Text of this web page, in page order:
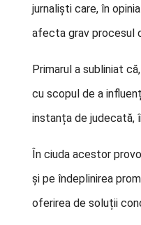
jurnaliști care, în
afecta grav procesul
Primarul a subliniat
cu scopul de a
instanța de judecată,
În ciuda acestor
și pe îndeplinirea
oferirea de soluții